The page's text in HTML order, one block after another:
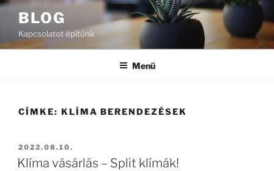
Tartalomhoz
BLOG
Kapcsolatot építünk
Menü
CÍMKE: KLÍMA BERENDEZÉSEK
BEKÜLDVE:
2022.08.10.
Klíma vásárlás – Split klímák!